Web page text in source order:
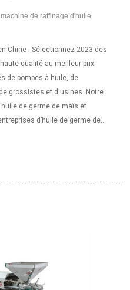
de raffinage d'huile
Chine - Sélectionnez 2023 des
qualité au meilleur prix
de pompes à huile, de
grossistes et d'usines. Notre
de germe de maïs et
d’huile de germe de